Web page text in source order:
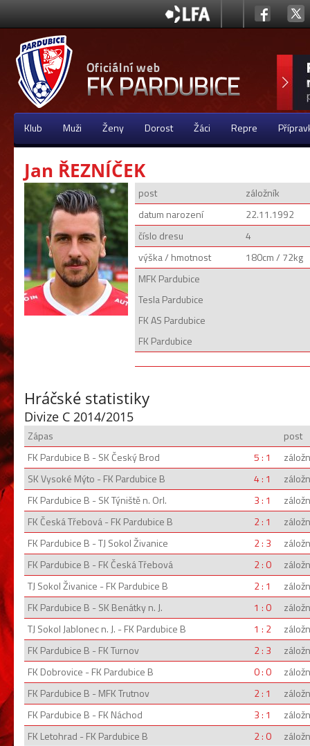
Klub Muži Ženy Dorost Žáci Repre
Jan ŘEZNÍČEK
post
záložník
datum narození
22.11.1992
číslo dresu
4
výška / hmotnost
180cm / 72kg
MFK Pardubice
Tesla Pardubice
FK AS Pardubice
FK Pardubice
Hráčské statistiky
Divize C 2014/2015
Zápas
post
FK Pardubice B - SK Český Brod
5 : 1
SK Vysoké Mýto - FK Pardubice B
4 : 1
FK Pardubice B - SK Týniště n. Orl.
3 : 1
FK Česká Třebová - FK Pardubice B
2 : 1
FK Pardubice B - TJ Sokol Živanice
2 : 3
FK Pardubice B - FK Česká Třebová
2 : 0
TJ Sokol Živanice - FK Pardubice B
2 : 1
FK Pardubice B - SK Benátky n. J.
1 : 0
TJ Sokol Jablonec n. J. - FK Pardubice B
1 : 2
FK Pardubice B - FK Turnov
2 : 3
FK Dobrovice - FK Pardubice B
0 : 0
FK Pardubice B - MFK Trutnov
2 : 1
FK Pardubice B - FK Náchod
3 : 1
FK Letohrad - FK Pardubice B
2 : 0